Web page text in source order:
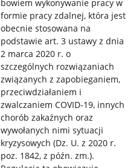
bowiem wykonywanie pracy w
formie pracy zdalnej, która jest
obecnie stosowana na
podstawie art. 3 ustawy z dnia
2 marca 2020 r. o
szczególnych rozwiązaniach
związanych z zapobieganiem,
przeciwdziałaniem i
zwalczaniem COVID-19, innych
chorób zakaźnych oraz
wywołanych nimi sytuacji
kryzysowych (Dz. U. z 2020 r.
poz. 1842, z późn. zm.).